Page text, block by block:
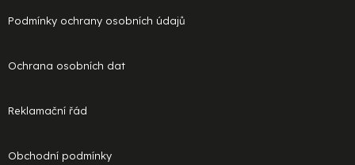
Podmínky ochrany osobních údajů
Ochrana osobních dat
Reklamační řád
Obchodní podmínky